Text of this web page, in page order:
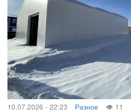
10.07.2026 - 22:23 Разное
11